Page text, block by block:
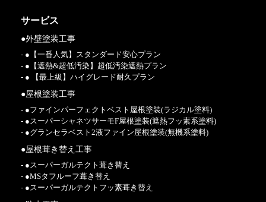
サービス
●外壁塗装工事
- ●【一番人気】スタンダード安心プラン
- ●【遮熱&超低汚染】超低汚染遮熱プラン
- ● 【最上級】ハイグレード耐久プラン
●屋根塗装工事
- ●ファインパーフェクトベスト屋根塗装(ラジカル塗料)
- ●スーパーシャネツサーモF屋根塗装(遮熱フッ素系塗料)
- ●グランセラベスト2液ファイン屋根塗装(無機系塗料)
●屋根葺き替え工事
- ●スーパーガルテクト葺き替え
- ●MSタフルーフ葺き替え
- ●スーパーガルテクトフッ素葺き替え